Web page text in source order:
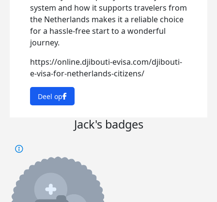
system and how it supports travelers from
the Netherlands makes it a reliable choice
for a hassle-free start to a wonderful
journey.
https://online.djibouti-evisa.com/djibouti-
e-visa-for-netherlands-citizens/
Deel op
Jack's badges